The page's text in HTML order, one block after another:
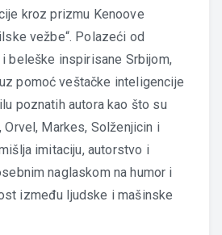
kroz prizmu Kenoove
vežbe“. Polazeći od
beleške inspirisane Srbijom,
pomoć veštačke inteligencije
poznatih autora kao što su
Orvel, Markes, Solženjicin i
imitaciju, autorstvo i
naglaskom na humor i
između ljudske i mašinske